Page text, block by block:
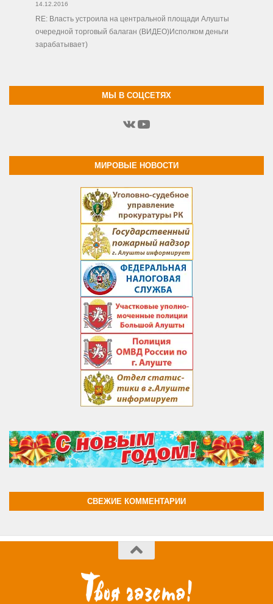
14.12.2016
RE: Власть устроила на центральной площади Алушты
очередной торговый балаган (ВИДЕО)Исполком деньги
зарабатывает)
МЫ В СОЦСЕТЯХ
ВКонтакте
YouTube
МИРОВЫЕ НОВОСТИ
СВЕЖИЕ КОММЕНТАРИИ